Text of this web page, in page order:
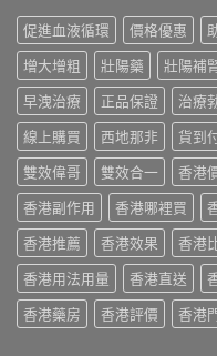
指
南〉
中
作
用
與
香
港
購
買
指
南〉
中
略：
印
度
版
Viagra
售
價
比
較、
正
貨
分
辨
與
購
買
指
版
價
格
2026：
香
港
哪
裡
買
最
划
算？
POXET-
60
與
原
廠
促進血液循環 價格優惠
增大增粗
壯陽藥 壯陽補
早洩治療
正品保證 治療
線上購買
西地那非 貨到
雙效偉哥
雙效合一 香港
香港副作用
香港哪裡買
香港推薦
香港效果 香港
香港用法用量
香港直送
香港藥房
香港評價 香港